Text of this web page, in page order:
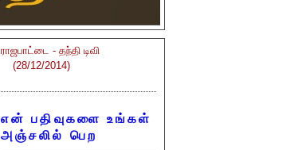
ராஜபாட்டை - தந்தி டிவி
(28/12/2014)
என் பதிவுகளை உங்கள்
அஞ்சலில் பெற